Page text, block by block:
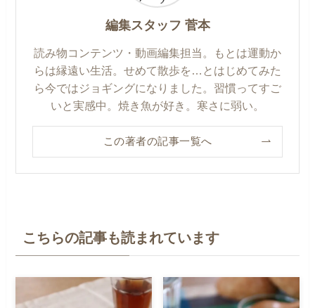
編集スタッフ 菅本
読み物コンテンツ・動画編集担当。もとは運動か
らは縁遠い生活。せめて散歩を…とはじめてみた
ら今ではジョギングになりました。習慣ってすご
いと実感中。焼き魚が好き。寒さに弱い。
この著者の記事一覧へ
こちらの記事も読まれています